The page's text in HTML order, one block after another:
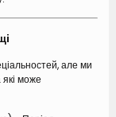
але ми
може